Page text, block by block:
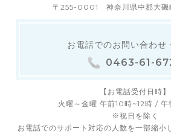
〒255-0001 神奈川県中郡大磯
お電話でのお問い合わせ
0463-61-
【お電話受付日時】
火曜～金曜 午前10時~12時 / 午
※祝日を除く
お電話でのサポート対応の人数を一部縮小